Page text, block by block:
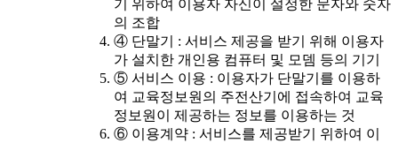
기 위하여 이용자 자신이 설정한 문자와 숫자
의 조합
④ 단말기 : 서비스 제공을 받기 위해 이용자
가 설치한 개인용 컴퓨터 및 모뎀 등의 기기
⑤ 서비스 이용 : 이용자가 단말기를 이용하
여 교육정보원의 주전산기에 접속하여 교육
정보원이 제공하는 정보를 이용하는 것
⑥ 이용계약 : 서비스를 제공받기 위하여 이